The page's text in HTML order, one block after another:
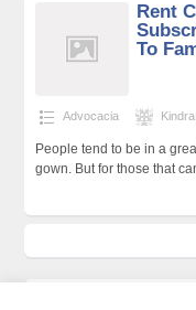
Rent
To
Advocacia
People tend to be in a
gown. But for those that